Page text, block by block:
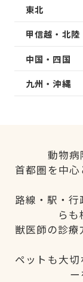
東北
甲信越・北陸
中国・四国
九州・沖縄
動物病
首都圏を中
路線・駅・
らも
獣医師の診
ペットも大
ー